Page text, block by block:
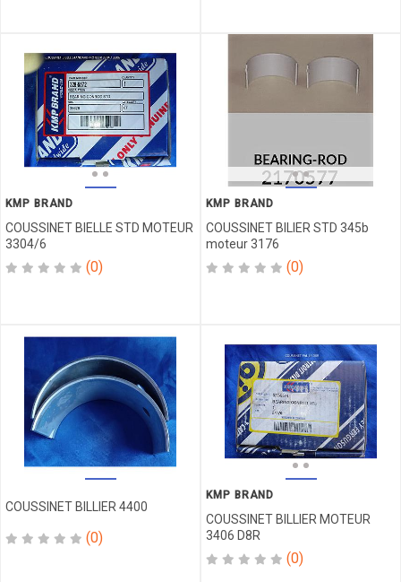
POLY
POMPANT
INJECTION
POMPE
POMPE
A EAU
TRANSMISSION
POMPETTE
CHAMBRE
REFRIGERANT
REGULATEUR
RING
ROBINET
RONDELLE
ROUE
ROULEMENT
SCERCLIP
SEGMENT
KMP BRAND
COUSSINET BIELLE STD MOTEUR
3304/6
(0)
KMP BRAND
COUSSINET BILIER STD 345b
moteur 3176
(0)
COUSSINET BILLIER 4400
(0)
KMP BRAND
COUSSINET BILLIER MOTEUR
3406 D8R
(0)